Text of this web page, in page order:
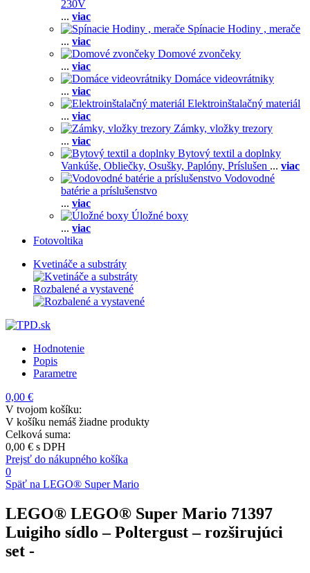
230V
... viac
Spínacie Hodiny , merače
... viac
Domové zvončeky
... viac
Domáce videovrátniky
... viac
Elektroinštalačný materiál
... viac
Zámky, vložky trezory
... viac
Bytový textil a doplnky
Vankúše, Obliečky, Osušky, Paplóny, Príslušen ... viac
Vodovodné
batérie a príslušenstvo
... viac
Úložné boxy
... viac
Fotovoltika
Kvetináče a substráty
Rozbalené a vystavené
Hodnotenie
Popis
Parametre
0,00 €
V tvojom košíku:
V košíku nemáš žiadne produkty
Celková suma:
0,00 € s DPH
Prejsť do nákupného košíka
0
Späť na LEGO® Super Mario
LEGO® LEGO® Super Mario 71397
Luigiho sídlo – Poltergust – rozširujúci
set -